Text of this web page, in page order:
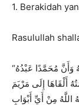
1. Berakidah
Rasulullah
“مَنْ قَالَ أَشْهَدُ أَنْ لَا إِلَهَ إِلَّا اللَّهُ وَحْدَهُ لَا شَرِيكَ لَهُ وَأَنَّ مُحَمَّدًا عَبْدُهُ
أَلْقَاهَا إِلَى مَرْيَمَ
اللَّهُ مِنْ أَيِّ أَبْوَابِ